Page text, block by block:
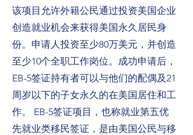
该项目允许外籍公民通过投资美国企业
创造就业机会来获得美国永久居民身
份。申请人投资至少80万美元，并创造
至少10个全职工作岗位。成功申请后，
EB-5签证持有者可以与他们的配偶及21
周岁以下的子女永久的在美国居住和工
作。 EB-5签证项目，也称就业第五优
先就业类移民签证，是由美国公民与移